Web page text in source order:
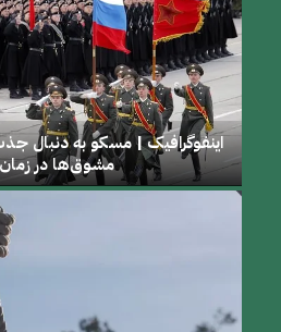
اینفوگرافیک | مسکو به دنبال
مشوق‌ها در